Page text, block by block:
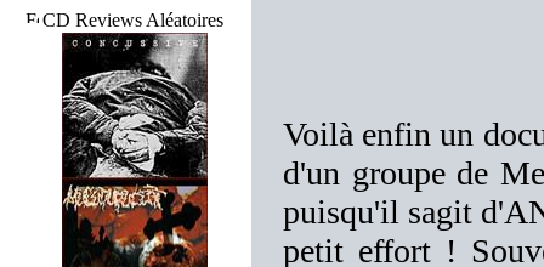
CD Reviews Aléatoires
Voilà enfin un
d'un groupe de
puisqu'il sagit
petit effort !